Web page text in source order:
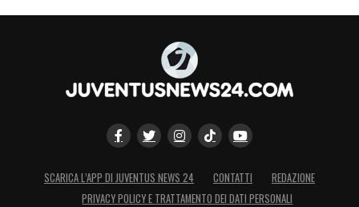
SCARICA L’APP DI JUVENTUS NEWS 24 CONTATTI
REDAZIONE
PRIVACY POLICY E TRATTAMENTO DEI DATI PERSONALI